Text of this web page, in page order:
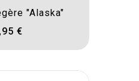
"Alaska"
€